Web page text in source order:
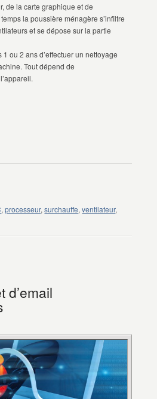
de la carte graphique et de
la poussière ménagère s’infiltre
et se dépose sur la partie
ou 2 ans d’effectuer un nettoyage
Tout dépend de
,processeur,surchauffe,ventilateur,
d’email